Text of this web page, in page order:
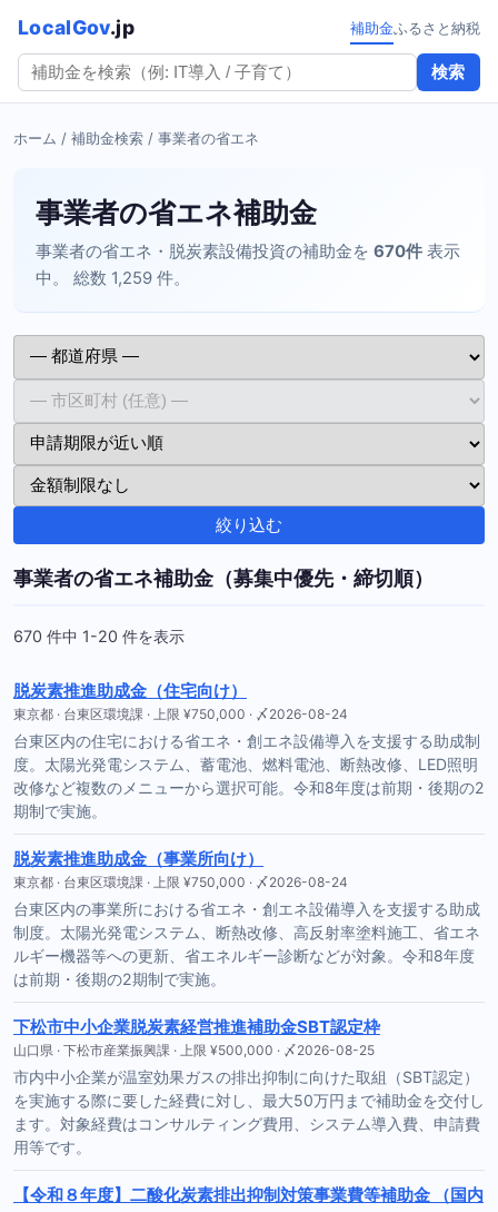
LocalGov.jp
検索
補助金ふるさと納税
ホーム / 補助金検索 / 事業者の省エネ
事業者の省エネ補助金
事業者の省エネ・脱炭素設備投資の補助金を 670件 表示
中。 総数 1,259 件。
絞り込む
事業者の省エネ補助金（募集中優先・締切順）
670 件中 1-20 件を表示
脱炭素推進助成金（住宅向け）
東京都 · 台東区環境課 · 上限 ¥750,000 · 〆2026-08-24
台東区内の住宅における省エネ・創エネ設備導入を支援する助成制
度。太陽光発電システム、蓄電池、燃料電池、断熱改修、LED照明
改修など複数のメニューから選択可能。令和8年度は前期・後期の2
期制で実施。
脱炭素推進助成金（事業所向け）
東京都 · 台東区環境課 · 上限 ¥750,000 · 〆2026-08-24
台東区内の事業所における省エネ・創エネ設備導入を支援する助成
制度。太陽光発電システム、断熱改修、高反射率塗料施工、省エネ
ルギー機器等への更新、省エネルギー診断などが対象。令和8年度
は前期・後期の2期制で実施。
下松市中小企業脱炭素経営推進補助金SBT認定枠
山口県 · 下松市産業振興課 · 上限 ¥500,000 · 〆2026-08-25
市内中小企業が温室効果ガスの排出抑制に向けた取組（SBT認定）
を実施する際に要した経費に対し、最大50万円まで補助金を交付し
ます。対象経費はコンサルティング費用、システム導入費、申請費
用等です。
【令和８年度】二酸化炭素排出抑制対策事業費等補助金 （国内